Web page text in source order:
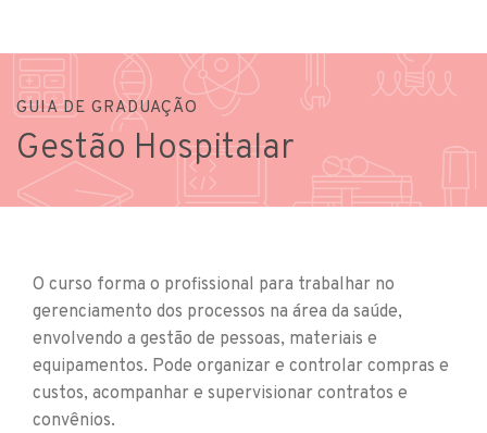
GUIA DE GRADUAÇÃO
Gestão Hospitalar
O curso forma o profissional para trabalhar no
gerenciamento dos processos na área da saúde,
envolvendo a gestão de pessoas, materiais e
equipamentos. Pode organizar e controlar compras e
custos, acompanhar e supervisionar contratos e
convênios.